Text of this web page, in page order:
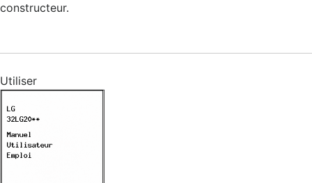
constructeur.
Utiliser